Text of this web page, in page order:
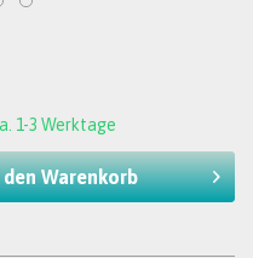
1-3 Werktage
den Warenkorb